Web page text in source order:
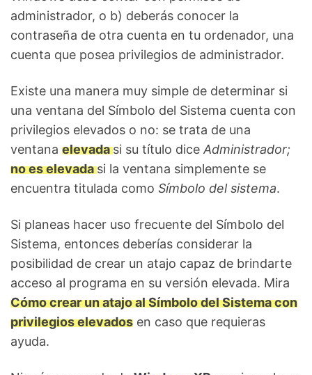
administrador, o b) deberás conocer la
contraseña de otra cuenta en tu ordenador, una
cuenta que posea privilegios de administrador.
Existe una manera muy simple de determinar si
una ventana del Símbolo del Sistema cuenta con
privilegios elevados o no: se trata de una
ventana elevadasi su título dice Administrador;
no es elevadasi la ventana simplemente se
encuentra titulada como Símbolo del sistema.
Si planeas hacer uso frecuente del Símbolo del
Sistema, entonces deberías considerar la
posibilidad de crear un atajo capaz de brindarte
acceso al programa en su versión elevada. Mira
Cómo crear un atajo al Símbolo del Sistema con
privilegios elevados en caso que requieras
ayuda.